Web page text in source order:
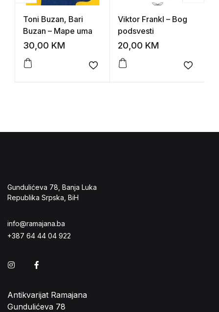
Toni Buzan, Bari
Buzan – Mape uma
30,00 KM
Add to wishlist
Viktor Frankl – Bog
podsvesti
20,00 KM
Add to
Gundulićeva 78, Banja Luka
Republika Srpska, BiH
info@ramajana.ba
+387 64 44 04 922
Instagram
Antikvarijat Ramajana
Gundulićeva 78